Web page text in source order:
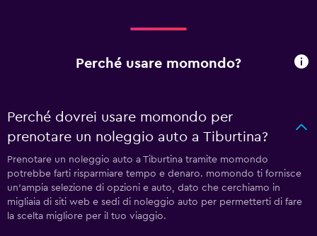
Perché usare momondo?
Perché dovrei usare momondo per
prenotare un noleggio auto a Tiburtina?
Prenotare un noleggio auto a Tiburtina tramite momondo
potrebbe farti risparmiare tempo e denaro. momondo ti fornisce
un'ampia selezione di opzioni e auto, dato che cerchiamo in
migliaia di siti web e sedi di noleggio auto per permetterti di fare
la scelta migliore per il tuo viaggio.